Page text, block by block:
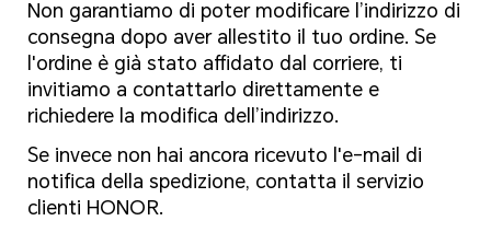
Non garantiamo di poter modificare l’indirizzo di
consegna dopo aver allestito il tuo ordine. Se
l'ordine è già stato affidato dal corriere, ti
invitiamo a contattarlo direttamente e
richiedere la modifica dell’indirizzo.
Se invece non hai ancora ricevuto l'e-mail di
notifica della spedizione, contatta il servizio
clienti HONOR.